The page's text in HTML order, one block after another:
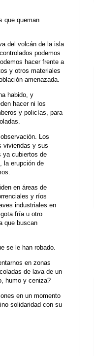
que queman
del volcán de la isla
podemos
hacer frente a
y otros materiales
amenazada.
habido, y
hacer ni los
y policías, para
Los
viviendas y sus
ya cubiertos de
la erupción de
en áreas de
y ríos
industriales en
fría u otro
que buscan
se le han robado.
en zonas
de lava de un
humo y ceniza?
en un momento
solidaridad con su